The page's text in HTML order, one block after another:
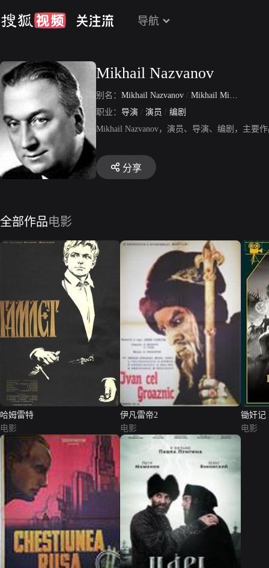
导航
Mikhail Nazvanov
别名： Mikhail Nazvanov / Mikhail Mikhailovich Nazvanov
职业： 导演 / 演员 / 编剧
Mikhail Nazvanov，演员、导演、编剧，主要
分享
全部作品电影
哈姆雷特
电影
伊凡雷帝2
电影
锄奸记
电影